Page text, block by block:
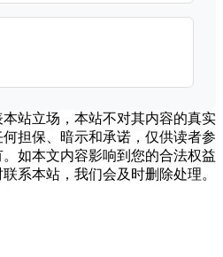
站立场，本站不对其内容的真实
担保、暗示和承诺，仅供读者参
如本文内容影响到您的合法权益
系本站，我们会及时删除处理。